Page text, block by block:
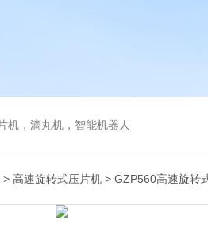
机，滴丸机，智能机器人
> 高速旋转式压片机 > GZP560高速旋转